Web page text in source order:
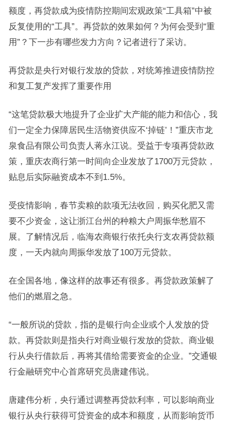
额度，再贷款成为疫情防控期间宏观政策“工具箱”中被
反复使用的“工具”。再贷款的效果如何？为何会受到“重
用”？下一步有哪些发力方向？记者进行了采访。
再贷款是央行对银行发放的贷款，对统筹推进疫情防控
和复工复产发挥了重要作用
“这笔贷款极大地提升了企业扩大产能的能力和信心，我
们一定全力保障居民生活物资供应不‘掉链’！”重庆市龙
泉食品有限公司负责人蒋永江说。受益于专项再贷款政
策，重庆农商行第一时间向企业发放了1700万元贷款，
贴息后实际融资成本不到1.5%。
受疫情影响，春节卖粮的款项无法收回，购买化肥又需
要不少资金，这让浙江台州的种粮大户周振华愁眉不
展。了解情况后，临海农商银行依托央行支农再贷款额
度，一天内就向周振华发放了100万元贷款。
在全国各地，像这样的故事还有很多。再贷款政策解了
他们的燃眉之急。
“一般所说的贷款，指的是银行向企业或个人发放的贷
款。再贷款则是指央行对商业银行发放的贷款。商业银
行从央行借款后，再将其借给需要资金的企业。”交通银
行金融研究中心首席研究员唐建伟说。
唐建伟分析，央行通过调整再贷款利率，可以影响商业
银行从央行获得可贷资金的成本和额度，从而影响货币